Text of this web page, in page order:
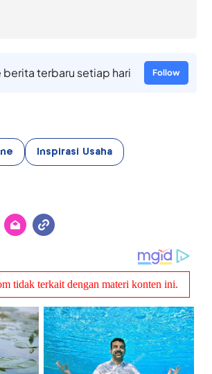
terbaru setiap hari Follow
Inspirasi Usaha